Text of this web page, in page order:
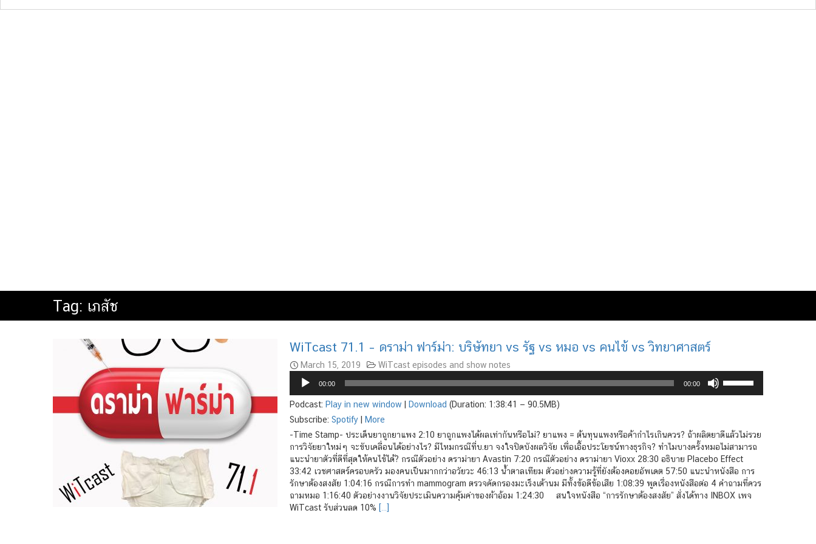
Tag: เภสัช
WiTcast 71.1 – ดราม่า ฟาร์ม่า: บริษัทยา vs รัฐ vs หมอ vs คนไข้ vs วิทยาศาสตร์
March 15, 2019 WiTcast episodes and show notes
Audio
Player
00:00 00:00
increase
or
decrease
volume.
Podcast: Play in new window Download (Duration: 1:38:41 — 90.5MB)
Subscribe: Spotify|
More
-Time Stamp- ประเด็นยาถูกยาแพง 2:10 ยาถูกแพงได้ผลเท่ากันหรือไม่? ยาแพง = ต้นทุนแพงหรือค้ากำไรเกินควร? ถ้าผลิตยาดีแล้วไม่รวย
การวิจัยยาใหม่ๆ จะขับเคลื่อนได้อย่างไร? มีไหมกรณีที่บ.ยา จงใจปิดบังผลวิจัย เพื่อเอื้อประโยชน์ทางธุรกิจ? ทำไมบางครั้งหมอไม่สามารถ
แนะนำยาตัวที่ดีที่สุดให้คนไข้ได้? กรณีตัวอย่าง ดราม่ายา Avastin 7:20 กรณีตัวอย่าง ดราม่ายา Vioxx 28:30 อธิบาย Placebo Effect
33:42 เวชศาสตร์ครอบครัว มองคนเป็นมากกว่าอวัยวะ 46:13 น้ำตาลเทียม ตัวอย่างความรู้ที่ยังต้องคอยอัพเดต 57:50 แนะนำหนังสือ การ
รักษาต้องสงสัย 1:04:16 กรณีการทำ mammogram ตรวจคัดกรองมะเร็งเต้านม มีทั้งข้อดีข้อเสีย 1:08:39 พูดเรื่องหนังสือต่อ 4 คำถามที่ควร
ถามหมอ 1:16:40 ตัวอย่างงานวิจัยประเมินความคุ้มค่าของผ้าอ้อม 1:24:30 สนใจหนังสือ “การรักษาต้องสงสัย” สั่งได้ทาง INBOX เพจ
WiTcast รับส่วนลด 10% […]